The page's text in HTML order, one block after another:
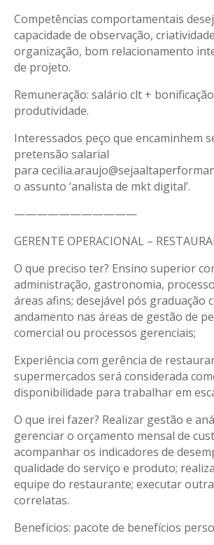
Competências comportamentais
capacidade de observação,
organização, bom relacionamento
de projeto.
Remuneração: salário clt +
produtividade.
Interessados peço que encaminhem
pretensão salarial
para
o assunto ‘analista de mkt digital’.
———————————
GERENTE OPERACIONAL –
O que preciso ter? Ensino superior
administração, gastronomia,
áreas afins; desejável pós graduação
andamento nas áreas de gestão de
comercial ou processos gerenciais;
Experiência com gerência de
supermercados será considerada
disponibilidade para trabalhar em
O que irei fazer? Realizar gestão e
gerenciar o orçamento mensal de
acompanhar os indicadores de
qualidade do serviço e produto;
equipe do restaurante; executar
correlatas.
Benefícios: pacote de benefícios